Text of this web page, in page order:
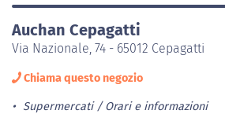
Auchan Cepagatti
Via Nazionale, 74 - 65012 Cepagatti
Chiama questo negozio
Supermercati Orari e informazioni